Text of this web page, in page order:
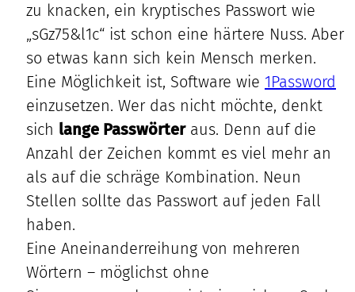
zu knacken, ein kryptisches Passwort wie
„sGz75&l1c“ ist schon eine härtere Nuss. Aber
so etwas kann sich kein Mensch merken.
Eine Möglichkeit ist, Software wie 1Password
einzusetzen. Wer das nicht möchte, denkt
sich lange Passwörteraus. Denn auf die
Anzahl der Zeichen kommt es viel mehr an
als auf die schräge Kombination. Neun
Stellen sollte das Passwort auf jeden Fall
haben.
Eine Aneinanderreihung von mehreren
Wörtern – möglichst ohne